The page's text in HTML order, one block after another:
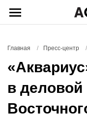
Главная / Пресс-центр /
в